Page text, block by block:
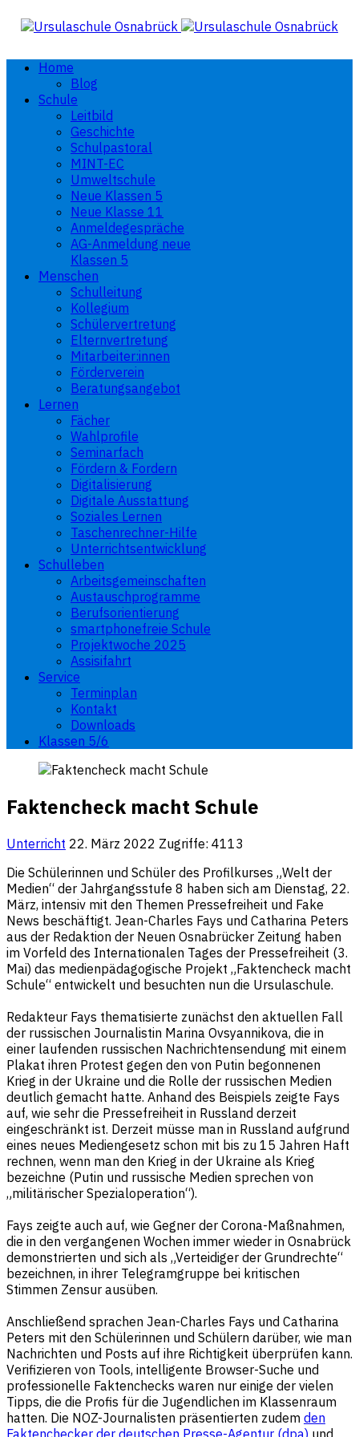
Home
Blog
Schule
Leitbild
Geschichte
Schulpastoral
MINT-EC
Umweltschule
Neue Klassen 5
Neue Klasse 11
Anmeldegespräche
AG-Anmeldung neue
Klassen 5
Menschen
Schulleitung
Kollegium
Schülervertretung
Elternvertretung
Mitarbeiter:innen
Förderverein
Beratungsangebot
Lernen
Fächer
Wahlprofile
Seminarfach
Fördern & Fordern
Digitalisierung
Digitale Ausstattung
Soziales Lernen
Taschenrechner-Hilfe
Unterrichtsentwicklung
Schulleben
Arbeitsgemeinschaften
Austauschprogramme
Berufsorientierung
smartphonefreie Schule
Projektwoche 2025
Assisifahrt
Service
Terminplan
Kontakt
Downloads
Klassen 5/6
Faktencheck macht Schule
Unterricht 22. März 2022 Zugriffe: 4113
Die Schülerinnen und Schüler des Profilkurses „Welt der
Medien“ der Jahrgangsstufe 8 haben sich am Dienstag, 22.
März, intensiv mit den Themen Pressefreiheit und Fake
News beschäftigt. Jean-Charles Fays und Catharina Peters
aus der Redaktion der Neuen Osnabrücker Zeitung haben
im Vorfeld des Internationalen Tages der Pressefreiheit (3.
Mai) das medienpädagogische Projekt „Faktencheck macht
Schule“ entwickelt und besuchten nun die Ursulaschule.
Redakteur Fays thematisierte zunächst den aktuellen Fall
der russischen Journalistin Marina Ovsyannikova, die in
einer laufenden russischen Nachrichtensendung mit einem
Plakat ihren Protest gegen den von Putin begonnenen
Krieg in der Ukraine und die Rolle der russischen Medien
deutlich gemacht hatte. Anhand des Beispiels zeigte Fays
auf, wie sehr die Pressefreiheit in Russland derzeit
eingeschränkt ist. Derzeit müsse man in Russland aufgrund
eines neues Mediengesetz schon mit bis zu 15 Jahren Haft
rechnen, wenn man den Krieg in der Ukraine als Krieg
bezeichne (Putin und russische Medien sprechen von
„militärischer Spezialoperation“).
Fays zeigte auch auf, wie Gegner der Corona-Maßnahmen,
die in den vergangenen Wochen immer wieder in Osnabrück
demonstrierten und sich als „Verteidiger der Grundrechte“
bezeichnen, in ihrer Telegramgruppe bei kritischen
Stimmen Zensur ausüben.
Anschließend sprachen Jean-Charles Fays und Catharina
Peters mit den Schülerinnen und Schülern darüber, wie man
Nachrichten und Posts auf ihre Richtigkeit überprüfen kann.
Verifizieren von Tools, intelligente Browser-Suche und
professionelle Faktenchecks waren nur einige der vielen
Tipps, die die Profis für die Jugendlichen im Klassenraum
hatten. Die NOZ-Journalisten präsentierten zudem den
Faktenchecker der deutschen Presse-Agentur (dpa) und